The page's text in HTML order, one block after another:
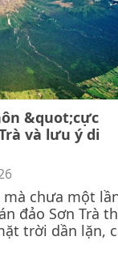
&quot;cực
và lưu ý di
chưa một
đảo Sơn Trà
trời dần lặn,